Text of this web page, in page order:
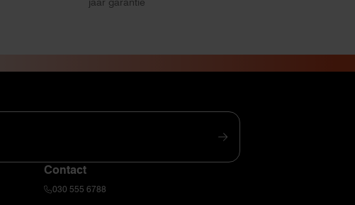
jaar garantie
Contact
030 555 6788